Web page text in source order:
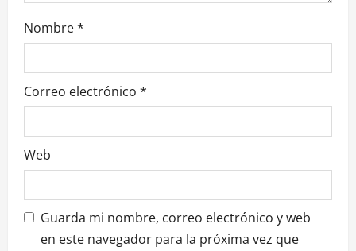
t
r
a
d
a
Nombre*
Correo electrónico *
Web
Guarda mi nombre, correo electrónico y web
en este navegador para la próxima vez que